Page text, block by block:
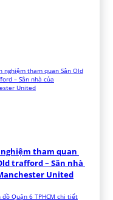
tham quan
trafford – Sân nhà
United